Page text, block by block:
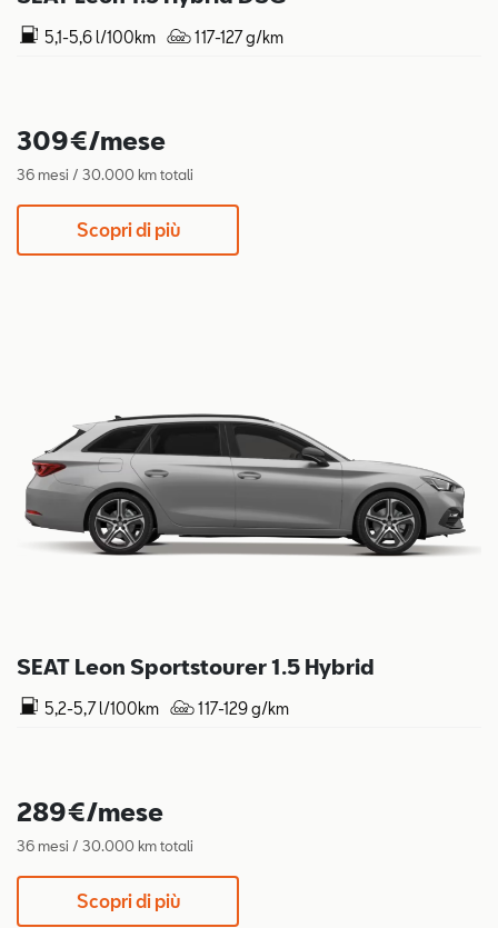
5,1-5,6 l/100km 117-127 g/km
309€/mese
36 mesi / 30.000 km totali
Scopri di più
SEAT Leon Sportstourer 1.5 Hybrid
5,2-5,7 l/100km 117-129 g/km
289€/mese
36 mesi / 30.000 km totali
Scopri di più